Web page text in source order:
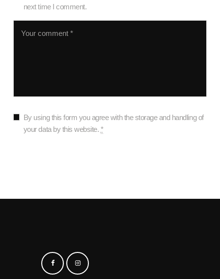
next time I comment.
By using this form you agree with the storage and handling of
your data by this website. *